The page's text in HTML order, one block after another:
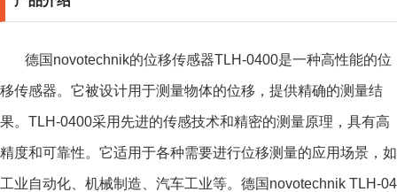
德国novotechnik的位移传感器TLH-0400是一种高性能的位
移传感器。它被设计用于测量物体的位移，提供精确的测量结
果。TLH-0400采用先进的传感技术和精密的测量原理，具有高
精度和可靠性。它适用于各种需要进行位移测量的应用场景，如
工业自动化、机械制造、汽车工业等。德国novotechnik TLH-04